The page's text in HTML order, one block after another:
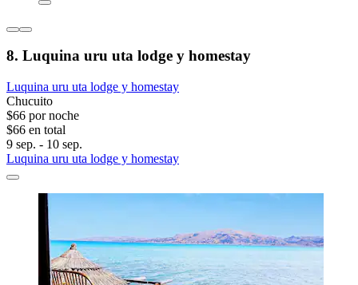
8. Luquina uru uta lodge y homestay
Luquina uru uta lodge y homestay
Chucuito
$66 por noche
$66 en total
9 sep. - 10 sep.
Luquina uru uta lodge y homestay